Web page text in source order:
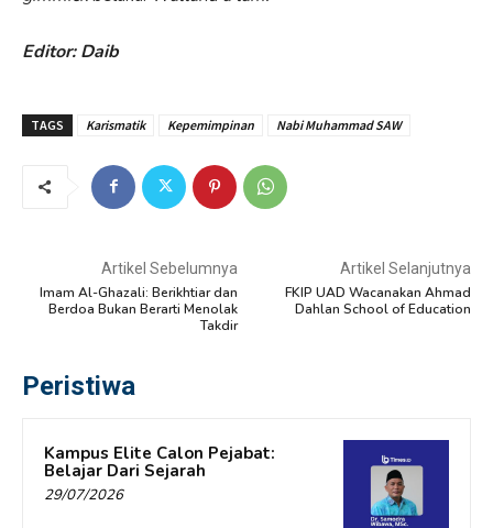
Editor: Daib
TAGS Karismatik Kepemimpinan Nabi Muhammad SAW
Artikel Sebelumnya
Imam Al-Ghazali: Berikhtiar dan
Berdoa Bukan Berarti Menolak
Takdir
Artikel Selanjutnya
FKIP UAD Wacanakan Ahmad
Dahlan School of Education
Peristiwa
Kampus Elite Calon Pejabat:
Belajar Dari Sejarah
29/07/2026